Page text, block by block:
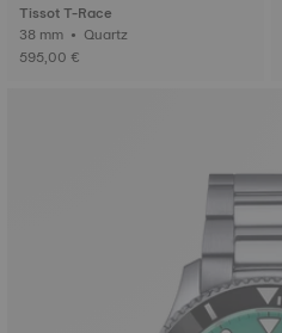
Tissot T-Race
38 mm • Quartz
595,00 €